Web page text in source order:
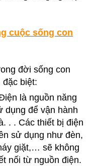
cuộc sống con
đời sống con
biệt:
là nguồn năng
dụng để vận hành
. . Các thiết bị điện
sử dụng như đèn,
giặt,… sẽ không
nối từ nguồn điện.